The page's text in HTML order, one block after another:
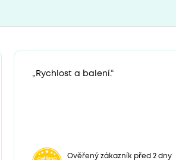
„Rychlost a balení.“
Ověřený zákazník před 2 dny